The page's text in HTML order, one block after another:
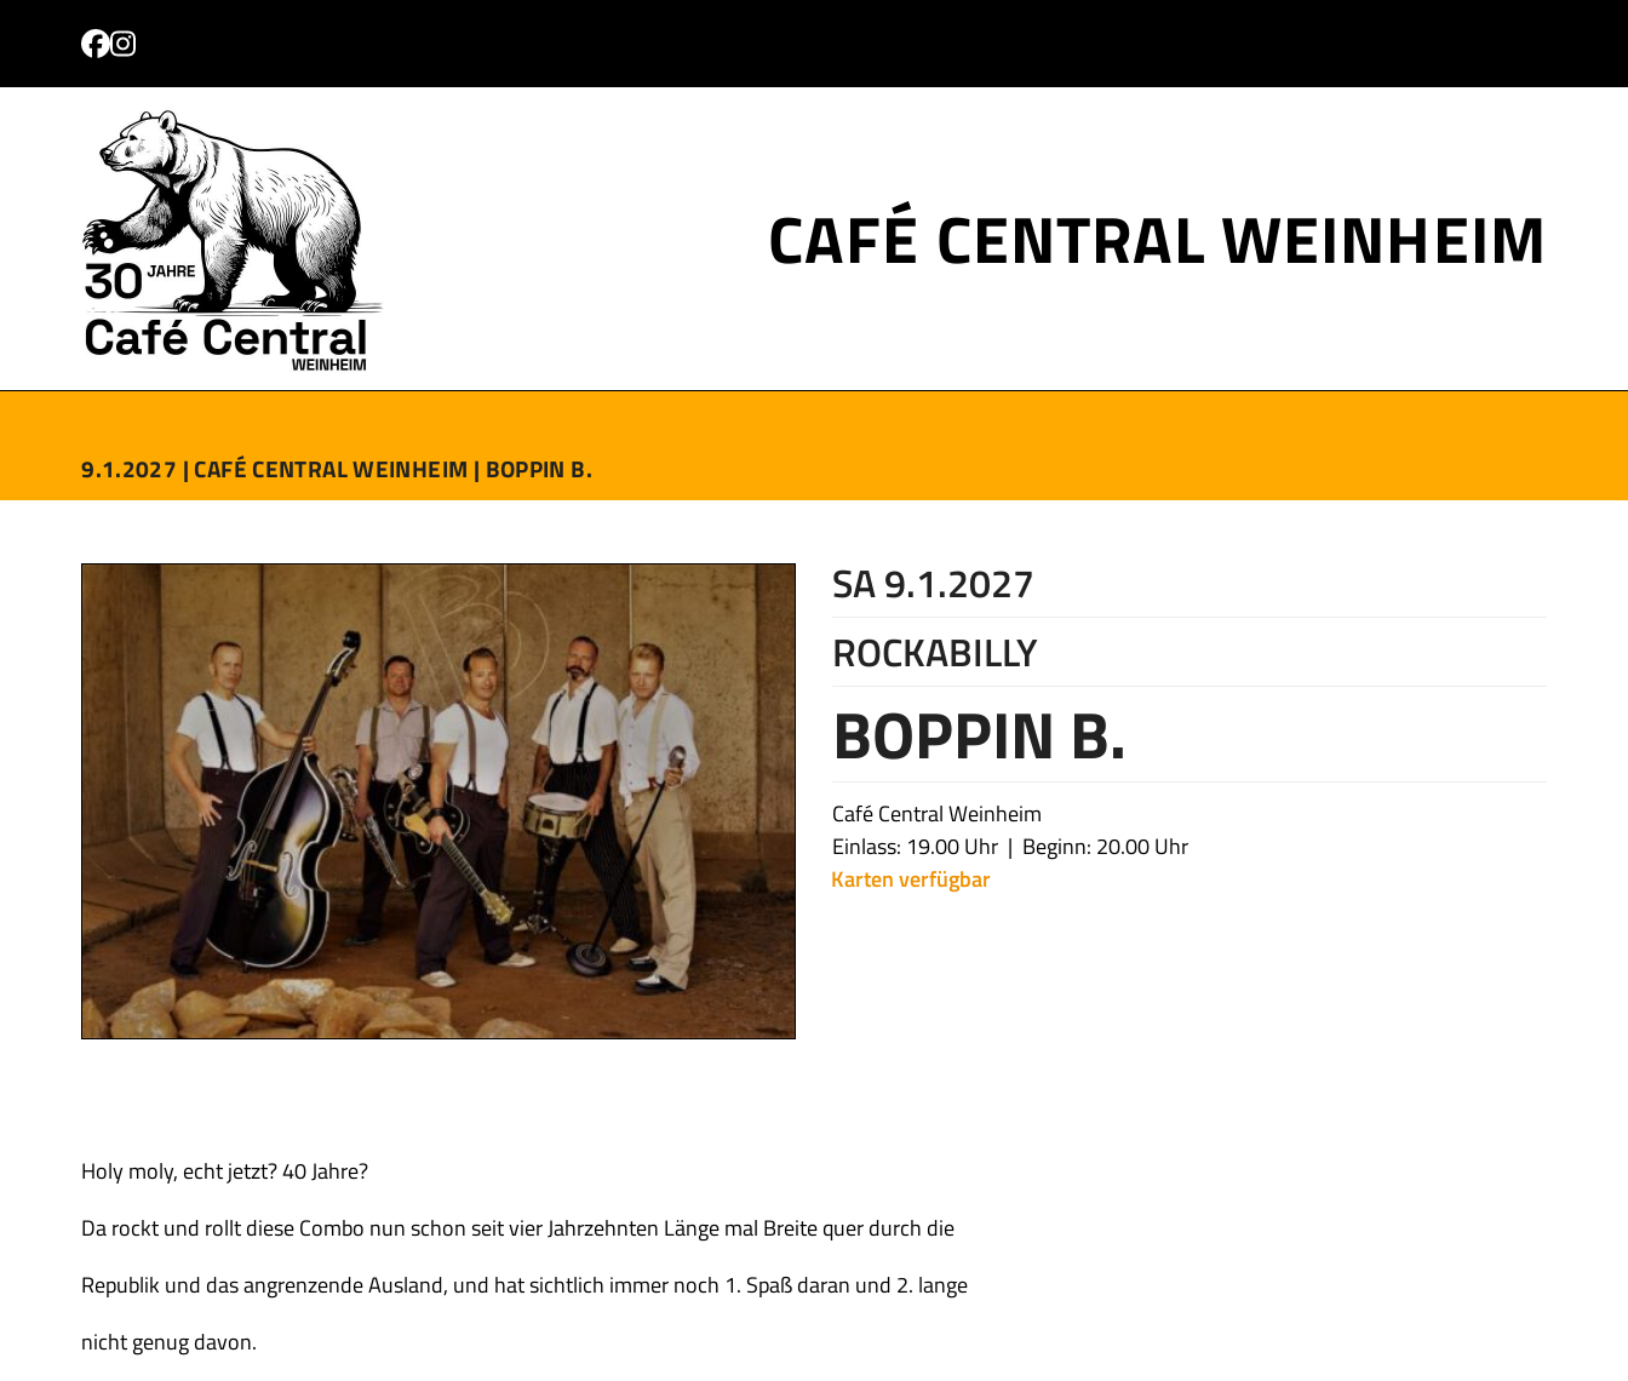
content
Facebook
Instagram
CAFÉ CENTRAL WEINHEIM
9.1.2027 | CAFÉ CENTRAL WEINHEIM | BOPPIN B.
SA 9.1.2027
ROCKABILLY
BOPPIN B.
Café Central Weinheim
Einlass: 19.00 Uhr
Beginn: 20.00 Uhr
Karten verfügbar
Holy moly, echt jetzt? 40 Jahre?
Da rockt und rollt diese Combo nun schon seit vier Jahrzehnten Länge mal Breite quer durch die
Republik und das angrenzende Ausland, und hat sichtlich immer noch 1. Spaß daran und 2. lange
nicht genug davon.